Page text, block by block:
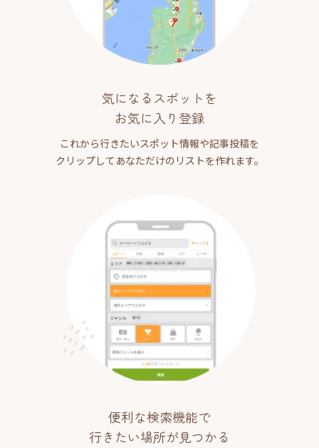
気になるスポットを
お気に入り登録
これから行きたいスポット情報や記事投稿を
クリップしてあなただけのリストを作れます。
便利な検索機能で
行きたい場所が見つかる